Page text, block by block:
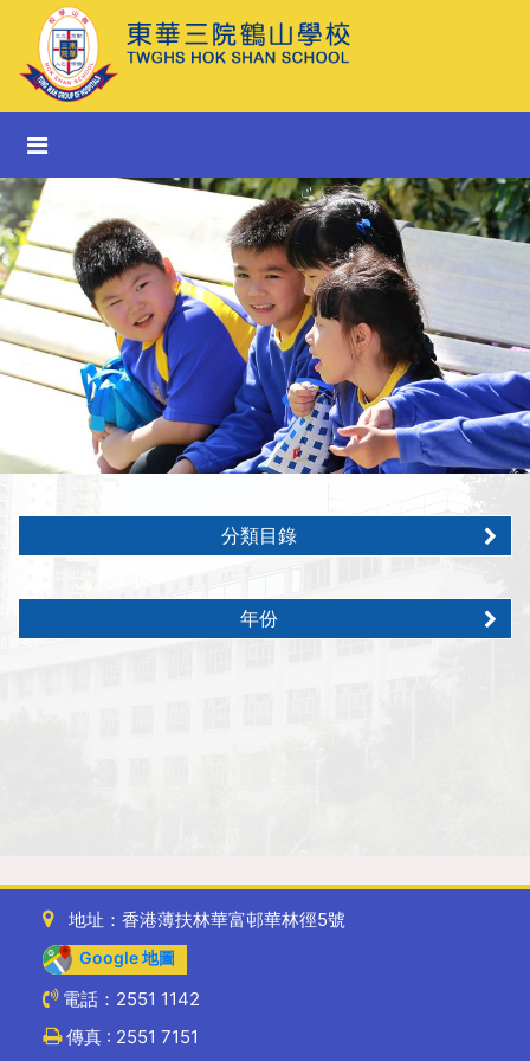
分類目錄
年份
地址：香港薄扶林華富邨華林徑5號
Google 地圖
電話：2551 1142
傳真 : 2551 7151